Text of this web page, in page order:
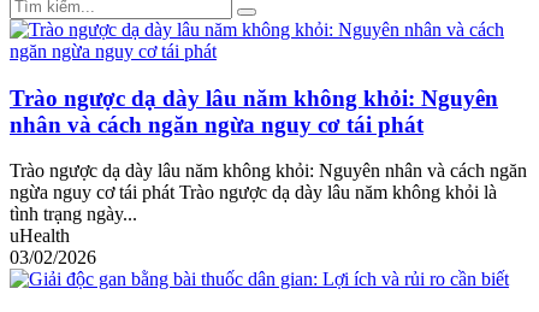
Trào ngược dạ dày lâu năm không khỏi: Nguyên
nhân và cách ngăn ngừa nguy cơ tái phát
Trào ngược dạ dày lâu năm không khỏi: Nguyên nhân và cách ngăn
ngừa nguy cơ tái phát Trào ngược dạ dày lâu năm không khỏi là
tình trạng ngày...
uHealth
03/02/2026